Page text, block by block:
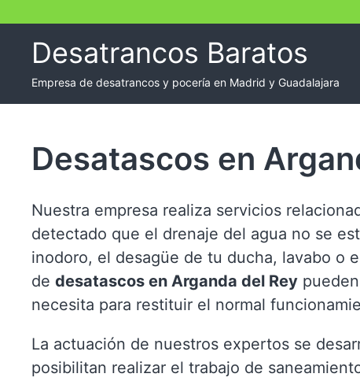
contentDesatrancos Baratos
Empresa de desatrancos y pocería en Madrid y Guadalajara
Desatascos en
Nuestra empresa realiza servicios
detectado que el drenaje del agua no se
inodoro, el desagüe de tu ducha, lavabo o
de desatascos en Arganda del Rey
necesita para restituir el normal
La actuación de nuestros expertos se
posibilitan realizar el trabajo de